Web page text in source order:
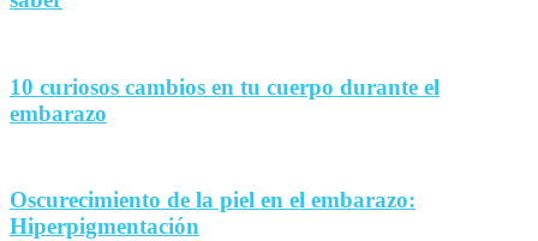
10 curiosos cambios en tu cuerpo durante el
embarazo
Oscurecimiento de la piel en el embarazo:
Hiperpigmentación